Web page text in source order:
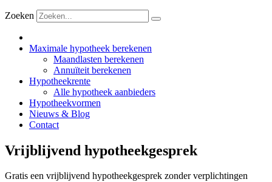
Zoeken
Maximale hypotheek berekenen
Maandlasten berekenen
Annuïteit berekenen
Hypotheekrente
Alle hypotheek aanbieders
Hypotheekvormen
Nieuws & Blog
Contact
Vrijblijvend hypotheekgesprek
Gratis een vrijblijvend hypotheekgesprek zonder verplichtingen